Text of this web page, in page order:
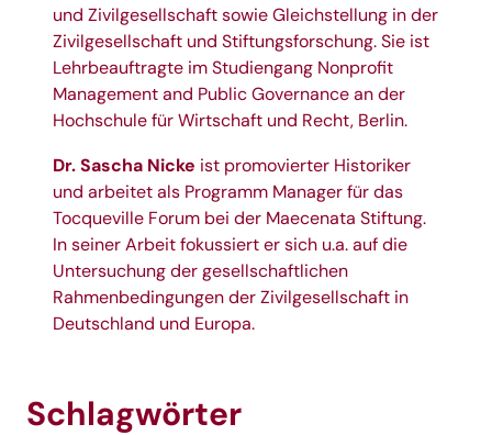
und Zivilgesellschaft sowie Gleichstellung in der
Zivilgesellschaft und Stiftungsforschung. Sie ist
Lehrbeauftragte im Studiengang Nonprofit
Management and Public Governance an der
Hochschule für Wirtschaft und Recht, Berlin.
Dr. Sascha Nicke ist promovierter Historiker
und arbeitet als Programm Manager für das
Tocqueville Forum bei der Maecenata Stiftung.
In seiner Arbeit fokussiert er sich u.a. auf die
Untersuchung der gesellschaftlichen
Rahmenbedingungen der Zivilgesellschaft in
Deutschland und Europa.
Schlagwörter